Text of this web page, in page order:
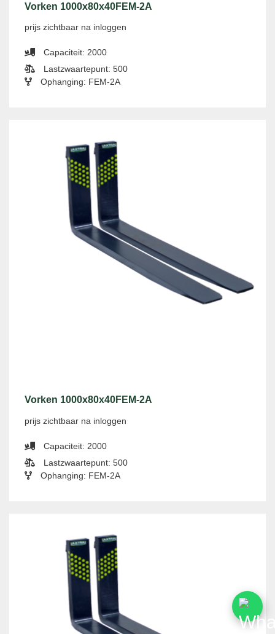
Vorken 1000x80x40FEM-2A
prijs zichtbaar na inloggen
Capaciteit: 2000
Lastzwaartepunt: 500
Ophanging: FEM-2A
Vorken 1000x80x40FEM-2A
prijs zichtbaar na inloggen
Capaciteit: 2000
Lastzwaartepunt: 500
Ophanging: FEM-2A